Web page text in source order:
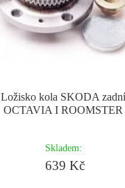
Ložisko kola SKODA zadní
OCTAVIA I ROOMSTER
Skladem:
639 Kč